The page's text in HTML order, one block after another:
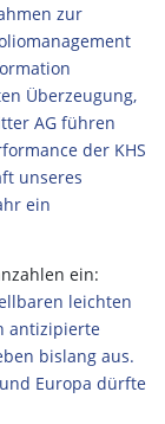
zur
Überzeugung,
AG führen
der KHS
unseres
ein
ein:
leichten
antizipierte
bislang aus.
Europa dürfte